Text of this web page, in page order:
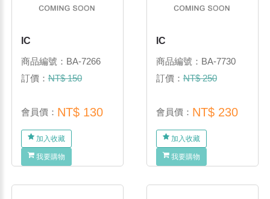
IC
商品編號：BA-7266
訂價：NT$ 150
會員價： NT$ 130
加入收藏
我要購物
IC
商品編號：BA-7730
訂價：NT$ 250
會員價： NT$ 230
加入收藏
我要購物